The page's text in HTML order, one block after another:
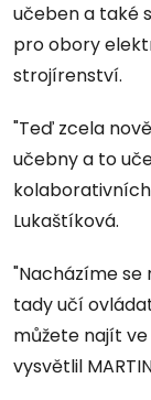
učeben a také
pro obory
strojírenství.
"Teď zcela
učebny a to
Lukaštíková.
"Nacházíme
tady učí
můžete najít
vysvětlil